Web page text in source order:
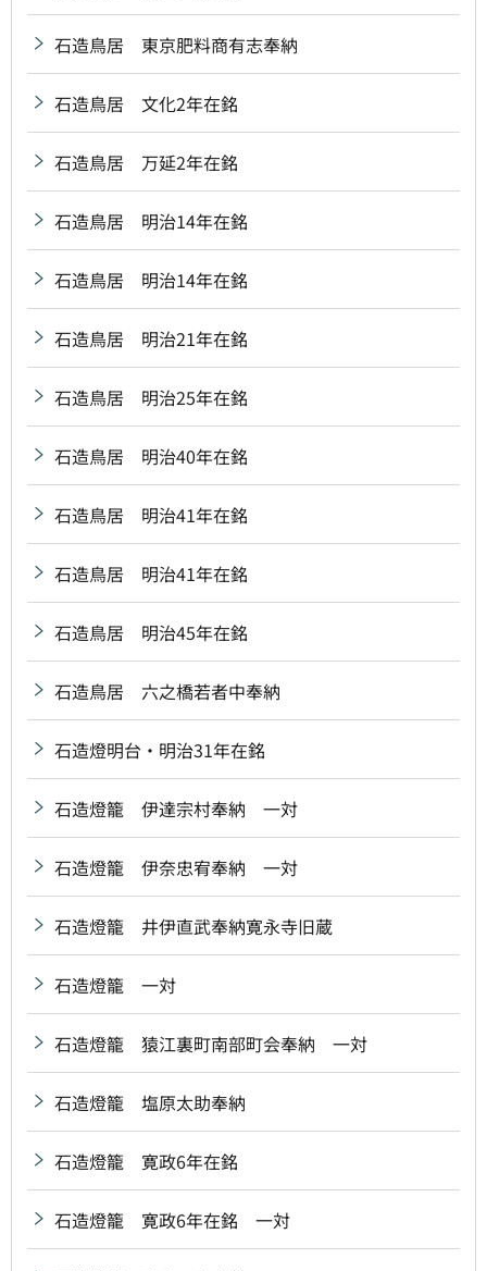
石造鳥居 東京肥料商有志奉納
石造鳥居 文化2年在銘
石造鳥居 万延2年在銘
石造鳥居 明治14年在銘
石造鳥居 明治14年在銘
石造鳥居 明治21年在銘
石造鳥居 明治25年在銘
石造鳥居 明治40年在銘
石造鳥居 明治41年在銘
石造鳥居 明治41年在銘
石造鳥居 明治45年在銘
石造鳥居 六之橋若者中奉納
石造燈明台・明治31年在銘
石造燈籠 伊達宗村奉納 一対
石造燈籠 伊奈忠宥奉納 一対
石造燈籠 井伊直武奉納寛永寺旧蔵
石造燈籠 一対
石造燈籠 猿江裏町南部町会奉納 一対
石造燈籠 塩原太助奉納
石造燈籠 寛政6年在銘
石造燈籠 寛政6年在銘 一対